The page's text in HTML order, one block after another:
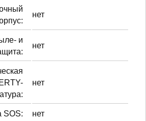
нет
и
нет
нет
SOS: нет